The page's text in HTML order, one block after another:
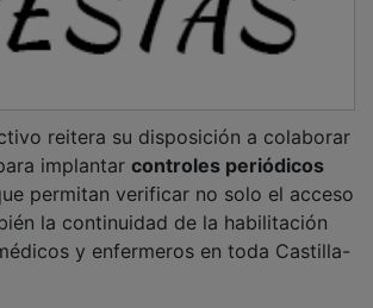
reitera su disposición a colaborar
implantar controles periódicos
permitan verificar no solo el acceso
la continuidad de la habilitación
y enfermeros en toda Castilla-